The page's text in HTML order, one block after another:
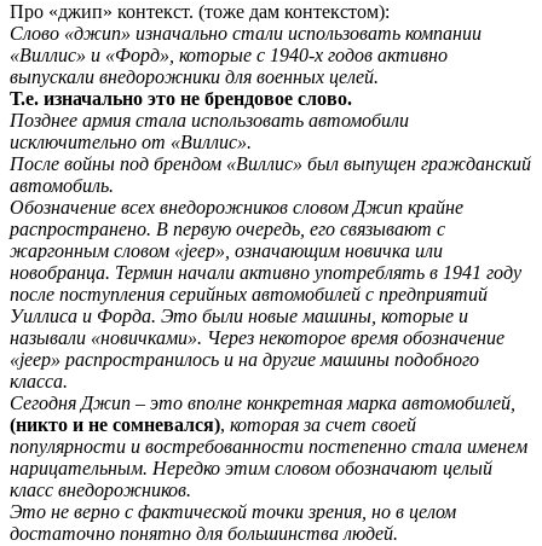
Про «джип» контекст. (тоже дам контекстом):
Слово «джип» изначально стали использовать компании
«Виллис» и «Форд», которые с 1940-х годов активно
выпускали внедорожники для военных целей.
Т.е. изначально это не брендовое слово.
Позднее армия стала использовать автомобили
исключительно от «Виллис».
После войны под брендом «Виллис» был выпущен гражданский
автомобиль.
Обозначение всех внедорожников словом Джип крайне
распространено. В первую очередь, его связывают с
жаргонным словом «jeep», означающим новичка или
новобранца. Термин начали активно употреблять в 1941 году
после поступления серийных автомобилей с предприятий
Уиллиса и Форда. Это были новые машины, которые и
называли «новичками». Через некоторое время обозначение
«jeep» распространилось и на другие машины подобного
класса.
Сегодня Джип – это вполне конкретная марка автомобилей,
(никто и не сомневался), которая за счет своей
популярности и востребованности постепенно стала именем
нарицательным. Нередко этим словом обозначают целый
класс внедорожников.
Это не верно с фактической точки зрения, но в целом
достаточно понятно для большинства людей.